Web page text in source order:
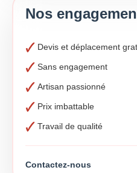
Nos
Devis et déplacement
Sans engagement
Artisan passionné
Prix imbattable
Travail de qualité
Contactez-nous